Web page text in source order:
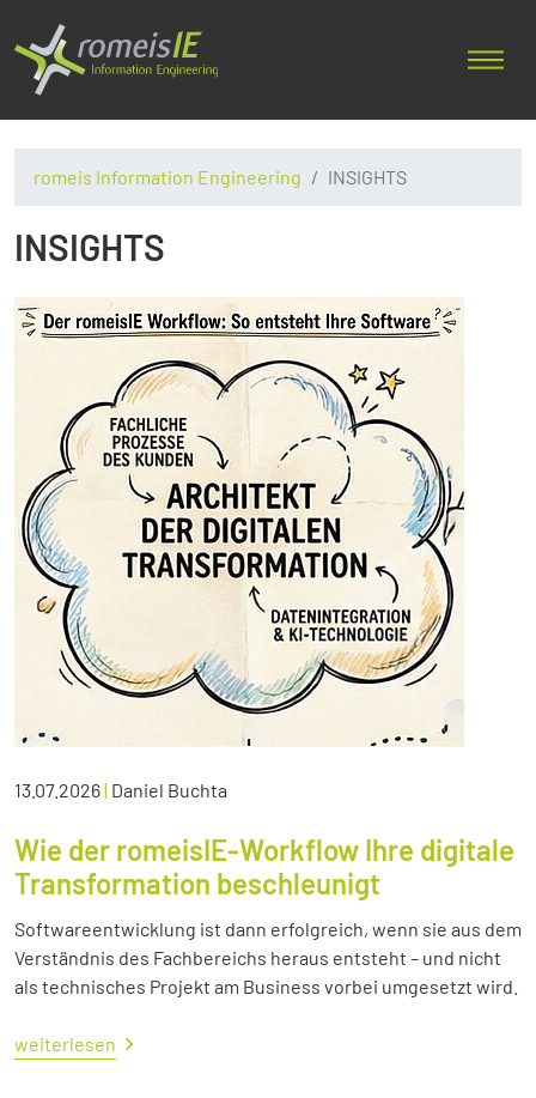
romeis Information Engineering INSIGHTS
INSIGHTS
13.07.2026| Daniel Buchta
Wie der romeisIE-Workflow Ihre digitale
Transformation beschleunigt
Softwareentwicklung ist dann erfolgreich, wenn sie aus dem
Verständnis des Fachbereichs heraus entsteht – und nicht
als technisches Projekt am Business vorbei umgesetzt wird.
weiterlesen